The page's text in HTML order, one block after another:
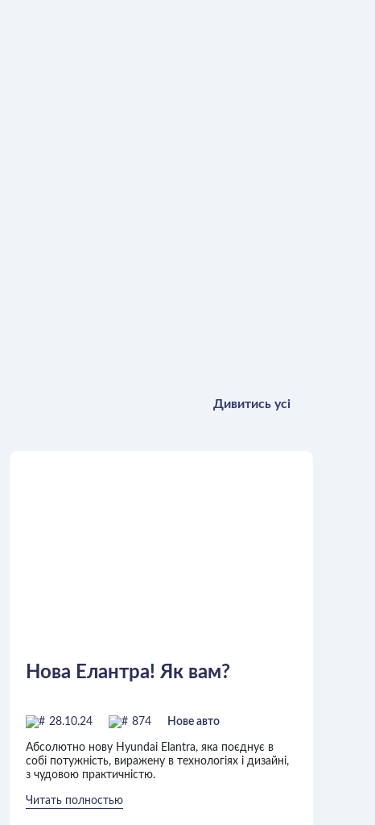
Дивитись усі
Нова Елантра! Як вам?
28.10.24 874 Нове авто
Абсолютно нову Hyundai Elantra, яка поєднує в
собі потужність, виражену в технологіях і дизайні,
з чудовою практичністю.
Читать полностью